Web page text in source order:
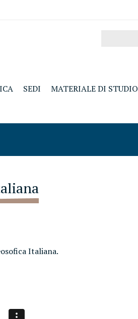
SEDI MATERIALE DI STUDIO
Italiana.